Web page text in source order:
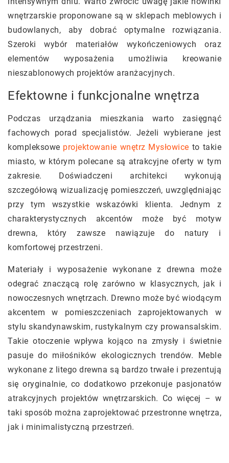
wnętrzarskie proponowane są w sklepach meblowych i
budowlanych, aby dobrać optymalne rozwiązania.
Szeroki wybór materiałów wykończeniowych oraz
elementów wyposażenia umożliwia kreowanie
nieszablonowych projektów aranżacyjnych.
Efektowne i funkcjonalne wnętrza
Podczas urządzania mieszkania warto zasięgnąć
fachowych porad specjalistów. Jeżeli wybierane jest
kompleksowe projektowanie wnętrz Mysłowice to takie
miasto, w którym polecane są atrakcyjne oferty w tym
zakresie. Doświadczeni architekci wykonują
szczegółową wizualizację pomieszczeń, uwzględniając
przy tym wszystkie wskazówki klienta. Jednym z
charakterystycznych akcentów może być motyw
drewna, który zawsze nawiązuje do natury i
komfortowej przestrzeni.
Materiały i wyposażenie wykonane z drewna może
odegrać znaczącą rolę zarówno w klasycznych, jak i
nowoczesnych wnętrzach. Drewno może być wiodącym
akcentem w pomieszczeniach zaprojektowanych w
stylu skandynawskim, rustykalnym czy prowansalskim.
Takie otoczenie wpływa kojąco na zmysły i świetnie
pasuje do miłośników ekologicznych trendów. Meble
wykonane z litego drewna są bardzo trwałe i prezentują
się oryginalnie, co dodatkowo przekonuje pasjonatów
atrakcyjnych projektów wnętrzarskich. Co więcej – w
taki sposób można zaprojektować przestronne wnętrza,
jak i minimalistyczną przestrzeń.